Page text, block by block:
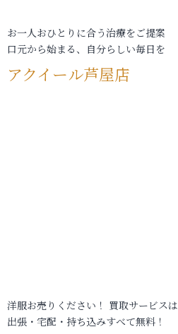
お一人おひとりに合う治療をご提案
口元から始まる、自分らしい毎日を
アクイール芦屋店
洋服お売りください！ 買取サービスは
出張・宅配・持ち込みすべて無料！